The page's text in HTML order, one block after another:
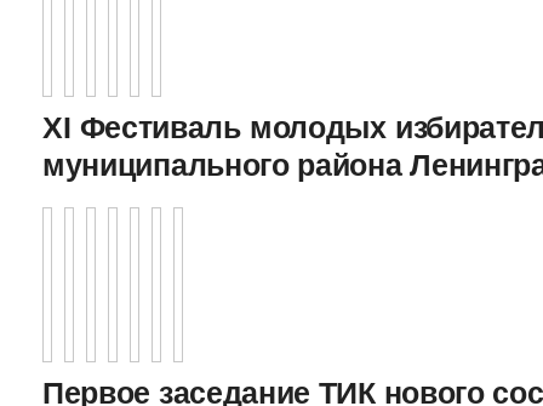
XI Фестиваль молодых
муниципального района
Первое заседание ТИК нового